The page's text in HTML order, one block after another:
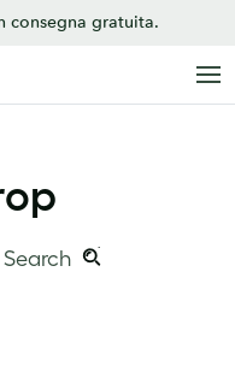
consegna gratuita.
Search